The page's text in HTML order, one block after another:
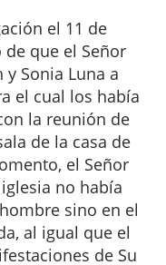
el 11 de
que el Señor
Sonia Luna a
el cual los había
la reunión de
de la casa de
el Señor
no había
sino en el
al igual que el
de Su